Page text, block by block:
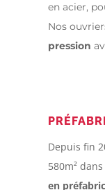
en acier,
Nos
pression
Depuis fin
580m²
en